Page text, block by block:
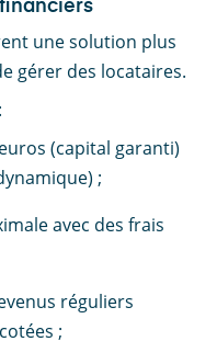
une solution plus
gérer des locataires.
(capital garanti)
;
avec des frais
réguliers
;